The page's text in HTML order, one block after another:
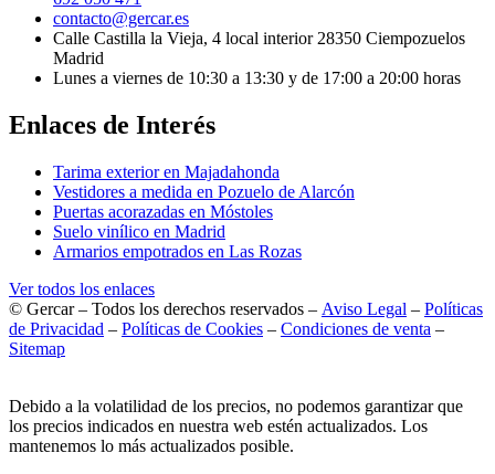
contacto@gercar.es
Calle Castilla la Vieja, 4 local interior 28350 Ciempozuelos
Madrid
Lunes a viernes de 10:30 a 13:30 y de 17:00 a 20:00 horas
Enlaces de Interés
Tarima exterior en Majadahonda
Vestidores a medida en Pozuelo de Alarcón
Puertas acorazadas en Móstoles
Suelo vinílico en Madrid
Armarios empotrados en Las Rozas
Ver todos los enlaces
© Gercar – Todos los derechos reservados – Aviso Legal – Políticas
de Privacidad – Políticas de Cookies – Condiciones de venta –
Sitemap
Debido a la volatilidad de los precios, no podemos garantizar que
los precios indicados en nuestra web estén actualizados. Los
mantenemos lo más actualizados posible.